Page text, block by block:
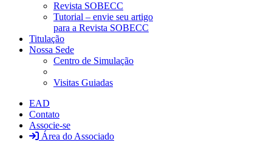
Revista SOBECC
Tutorial – envie seu artigo
para a Revista SOBECC
Titulação
Nossa Sede
Centro de Simulação
Visitas Guiadas
EAD
Contato
Associe-se
Área do Associado